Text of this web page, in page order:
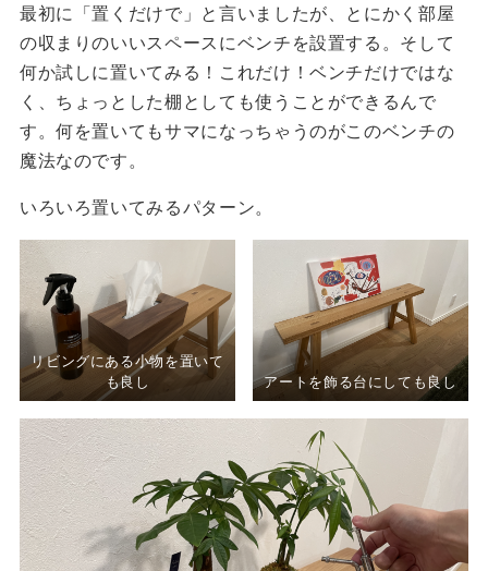
最初に「置くだけで」と言いましたが、とにかく部屋
の収まりのいいスペースにベンチを設置する。そして
何か試しに置いてみる！これだけ！ベンチだけではな
く、ちょっとした棚としても使うことができるんで
す。何を置いてもサマになっちゃうのがこのベンチの
魔法なのです。
いろいろ置いてみるパターン。
リビングにある小物を置いて
も良し
アートを飾る台にしても良し